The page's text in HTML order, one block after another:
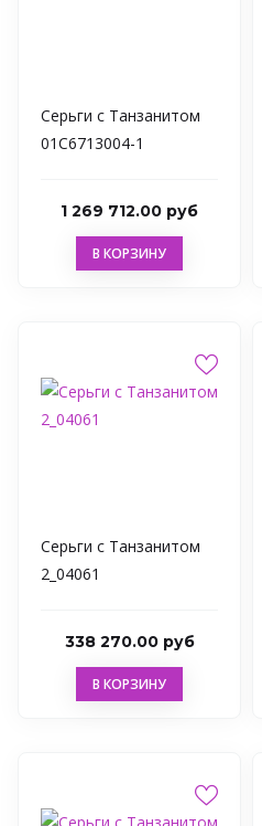
Серьги с Танзанитом
01С6713004-1
1 269 712.00 руб
В КОРЗИНУ
Серьги с Танзанитом
2_04061
338 270.00 руб
В КОРЗИНУ